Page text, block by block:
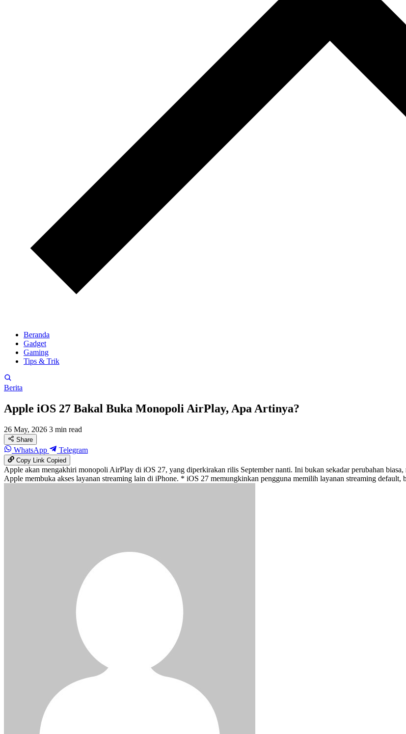
Beranda
Gadget
Gaming
Tips & Trik
Berita
Apple iOS 27 Bakal Buka Monopoli AirPlay, Apa Artinya?
26 May, 2026 3 min read
Share
WhatsApp Telegram
Copy LinkCopied
Apple akan mengakhiri monopoli AirPlay di iOS 27, yang diperkirakan rilis September nanti. Ini bukan sekadar perubahan
Apple membuka akses layanan streaming lain di iPhone. * iOS 27 memungkinkan pengguna memilih layanan streaming default,